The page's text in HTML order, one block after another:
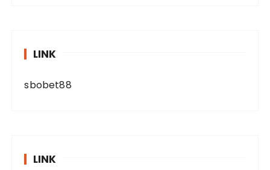
LINK
sbobet88
LINK